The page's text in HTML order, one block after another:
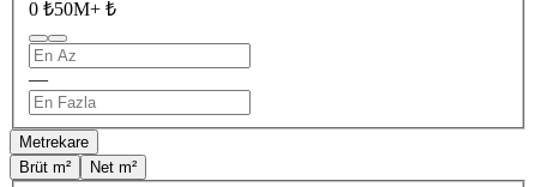
0 ₺50M+ ₺
—
Metrekare
Brüt m²
Net m²